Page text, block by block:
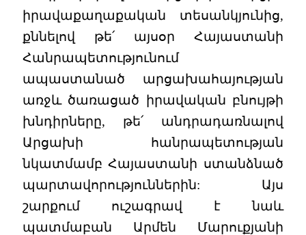
իրավաքաղաքական տեսանկյունից,
քննելով թե՛ այսօր Հայաստանի
Հանրապետությունում
ապաստանած արցախահայության
առջև ծառացած իրավական բնույթի
խնդիրները, թե՛ անդրադառնալով
Արցախի հանրապետության
նկատմամբ Հայաստանի ստանձնած
պարտավորություններին: Այս
շարքում ուշագրավ է նաև
պատմաբան Արմեն Մարուքյանի